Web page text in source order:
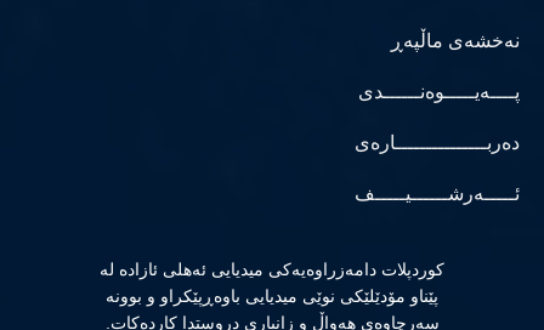
نەخشەی ماڵپەڕ
پــــەیـــــوەنــــــدی
دەربـــــــــــــــارەی
ئـــــەرشــــــیـــــف
كوردپلات دامەزراوەیەكی میدیایی ئەهلی ئازادە لە
پێناو مۆدێلێكی نوێی میدیایی باوەڕپێكراو و بوونە
سەرچاوەی هەواڵ و زانیاری دروستدا كاردەكات.